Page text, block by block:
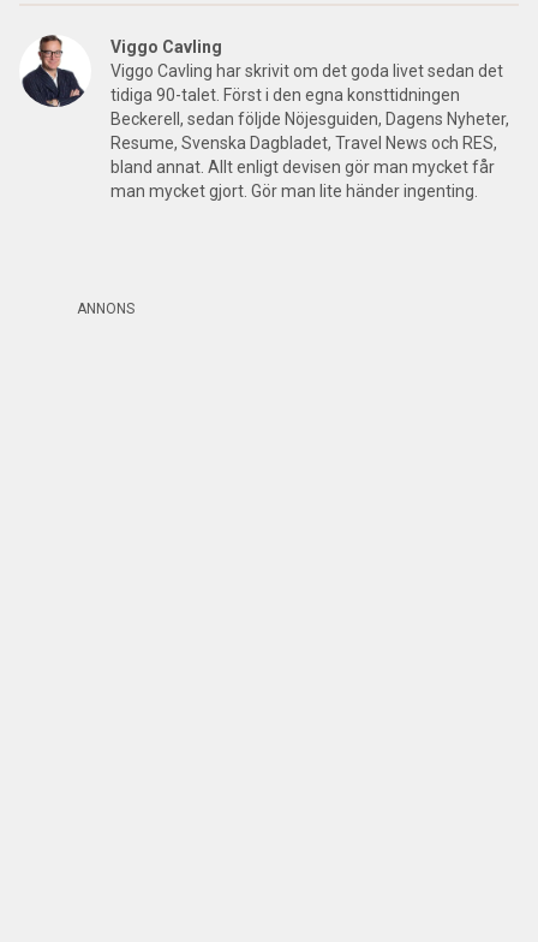
Viggo Cavling
Viggo Cavling har skrivit om det goda livet sedan det
tidiga 90-talet. Först i den egna konsttidningen
Beckerell, sedan följde Nöjesguiden, Dagens Nyheter,
Resume, Svenska Dagbladet, Travel News och RES,
bland annat. Allt enligt devisen gör man mycket får
man mycket gjort. Gör man lite händer ingenting.
ANNONS